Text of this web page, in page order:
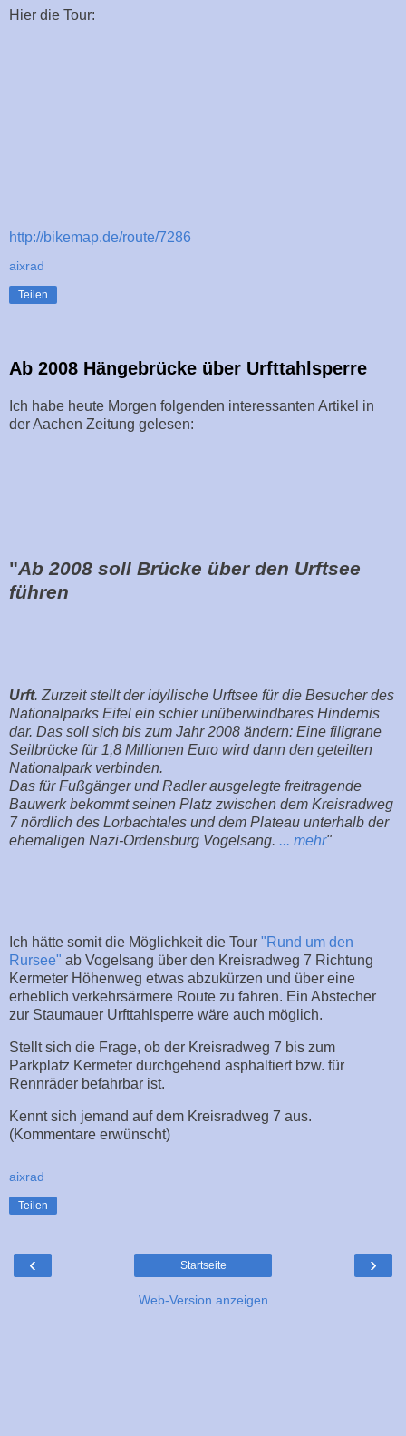
Hier die Tour:
http://bikemap.de/route/7286
aixrad
Teilen
Ab 2008 Hängebrücke über Urfttahlsperre
Ich habe heute Morgen folgenden interessanten Artikel in
der Aachen Zeitung gelesen:
"Ab 2008 soll Brücke über den Urftsee
führen
Urft. Zurzeit stellt der idyllische Urftsee für die Besucher des
Nationalparks Eifel ein schier unüberwindbares Hindernis
dar. Das soll sich bis zum Jahr 2008 ändern: Eine filigrane
Seilbrücke für 1,8 Millionen Euro wird dann den geteilten
Nationalpark verbinden.
Das für Fußgänger und Radler ausgelegte freitragende
Bauwerk bekommt seinen Platz zwischen dem Kreisradweg
7 nördlich des Lorbachtales und dem Plateau unterhalb der
ehemaligen Nazi-Ordensburg Vogelsang. ... mehr"
Ich hätte somit die Möglichkeit die Tour "Rund um den
Rursee" ab Vogelsang über den Kreisradweg 7 Richtung
Kermeter Höhenweg etwas abzukürzen und über eine
erheblich verkehrsärmere Route zu fahren. Ein Abstecher
zur Staumauer Urfttahlsperre wäre auch möglich.
Stellt sich die Frage, ob der Kreisradweg 7 bis zum
Parkplatz Kermeter durchgehend asphaltiert bzw. für
Rennräder befahrbar ist.
Kennt sich jemand auf dem Kreisradweg 7 aus.
(Kommentare erwünscht)
aixrad
Teilen
‹ ›
Startseite
Web-Version anzeigen